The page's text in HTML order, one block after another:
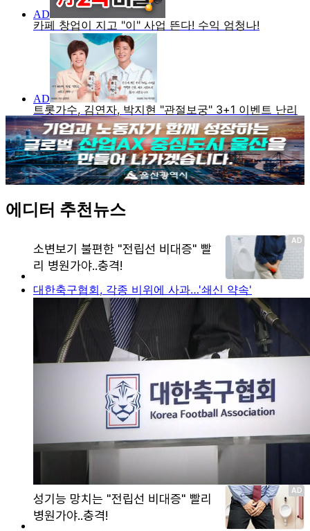
에디터 추천뉴스
대한축구협회, 각종 비위에 사과…'쇄신 약속'